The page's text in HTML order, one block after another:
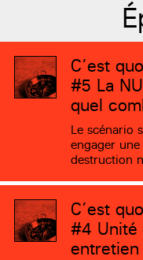
C’est
#5 La
quel
Le scénario
engager
destruction
C’est
#4 Unité
entretien